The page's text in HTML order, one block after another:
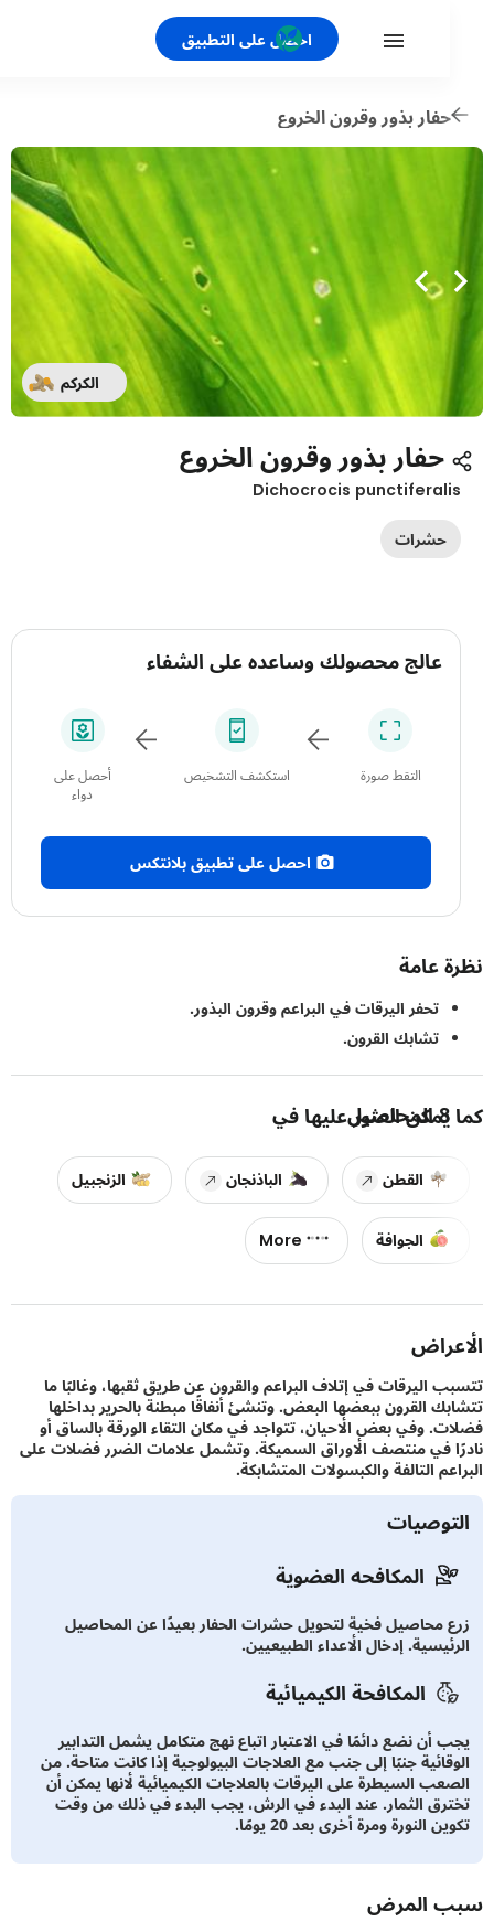
احصل على التطبيق
حفار بذور وقرون الخروع
الكركم
حفار بذور وقرون الخروع
Dichocrocis
حشرات
عالج محصولك وساعده على الشفاء
التقط صورة استكشف التشخيص
أحصل على
احصل على تطبيق بلانتكس
عامة
تحفر اليرقات في البراعم وقرون البذور.
تشابك القرون.
العثور عليها في 8 المحاصيل
القطن الباذنجان الزنجبيل
الجوافة More
اليرقات في إتلاف البراعم والقرون عن طريق ثقبها، وغالبًا ما
القرون ببعضها البعض. وتنشئ أنفاقًا مبطنة بالحرير بداخلها
وفي بعض الأحيان، تتواجد في مكان التقاء الورقة بالساق أو
في منتصف الأوراق السميكة. وتشمل علامات الضرر فضلات على
التالفة والكبسولات المتشابكة.
المكافحه العضوية
محاصيل فخية لتحويل حشرات الحفار بعيدًا عن المحاصيل
إدخال الأعداء الطبيعيين.
المكافحة الكيميائية
أن نضع دائمًا في الاعتبار اتباع نهج متكامل يشمل التدابير
جنبًا إلى جنب مع العلاجات البيولوجية إذا كانت متاحة. من
السيطرة على اليرقات بالعلاجات الكيميائية لأنها يمكن أن
الثمار. عند البدء في الرش، يجب البدء في ذلك من وقت
النورة ومرة ​​أخرى بعد 20 يومًا.
المرض